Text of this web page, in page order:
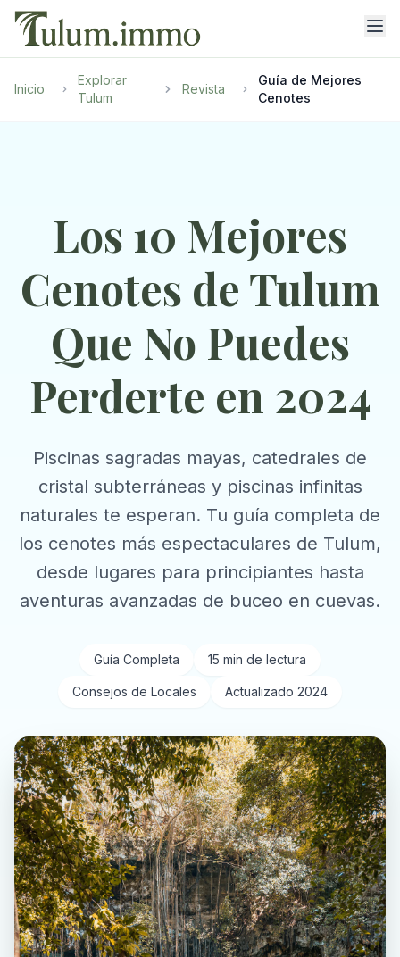
Inicio
Explorar
Tulum
Revista
Guía de Mejores
Cenotes
Los 10 Mejores
Cenotes de Tulum
Que No Puedes
Perderte en 2024
Piscinas sagradas mayas, catedrales de
cristal subterráneas y piscinas infinitas
naturales te esperan. Tu guía completa de
los cenotes más espectaculares de Tulum,
desde lugares para principiantes hasta
aventuras avanzadas de buceo en cuevas.
Guía Completa 15 min de lectura
Consejos de Locales Actualizado 2024